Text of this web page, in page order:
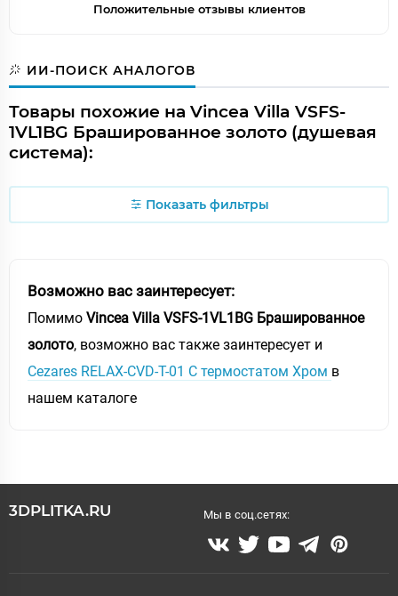
Положительные отзывы клиентов
ИИ-ПОИСК АНАЛОГОВ
Товары похожие на Vincea Villa VSFS-
1VL1BG Брашированное золото (душевая
система):
Показать фильтры
Возможно вас заинтересует:
Помимо Vincea Villa VSFS-1VL1BG Брашированное
золото, возможно вас также заинтересует и
Cezares RELAX-CVD-T-01 С термостатом Хром в
нашем каталоге
3DPLITKA.RU Мы в соц.сетях: